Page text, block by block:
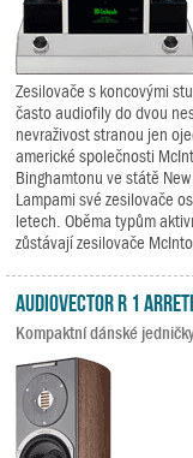
Zesilovače s koncovými
často audiofily do dvou
nevraživost stranou jen
americké společnosti
Binghamtonu ve státě New
Lampami své zesilovače
letech. Oběma typům
zůstávají zesilovače
Audiovector R 1
Kompaktní dánské